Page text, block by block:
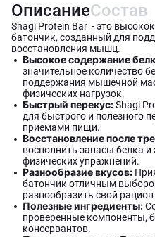
ОписаниеСостав
Shagi Protein Bar - это
батончик, созданный для
восстановления мышц.
Высокое содержание
значительное количество
поддержания мышечной
физических нагрузок.
Быстрый перекус:Shagi
для быстрого и полезного
приемами пищи.
Восстановление после
восполнить запасы белка и
физических упражнений.
Разнообразие вкусов:
батончик отличным
разнообразить свой
Полезные ингредиенты:
проверенные компоненты,
консервантов.